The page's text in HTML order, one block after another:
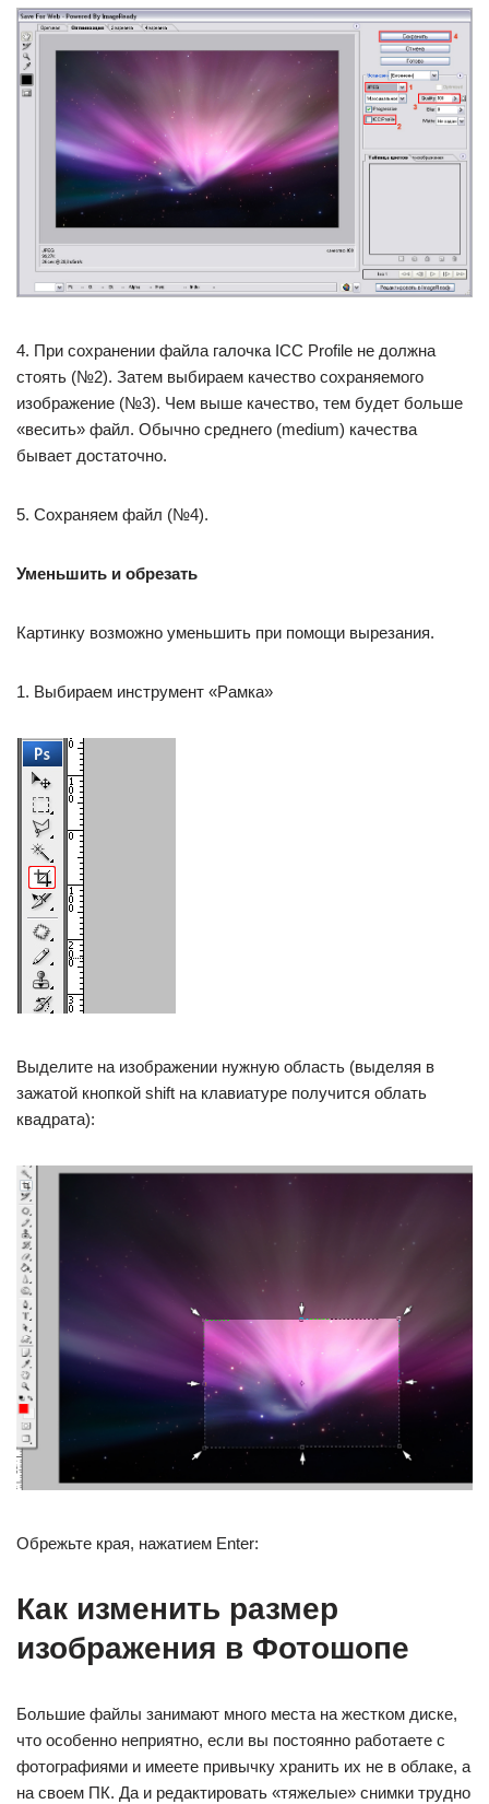
4. При сохранении файла галочка ICC Profile не должна
стоять (№2). Затем выбираем качество сохраняемого
изображение (№3). Чем выше качество, тем будет больше
«весить» файл. Обычно среднего (medium) качества
бывает достаточно.
5. Сохраняем файл (№4).
Уменьшить и обрезать
Картинку возможно уменьшить при помощи вырезания.
1. Выбираем инструмент «Рамка»
Выделите на изображении нужную область (выделяя в
зажатой кнопкой shift на клавиатуре получится облать
квадрата):
Обрежьте края, нажатием Enter:
Как изменить размер
изображения в Фотошопе
Большие файлы занимают много места на жестком диске,
что особенно неприятно, если вы постоянно работаете с
фотографиями и имеете привычку хранить их не в облаке, а
на своем ПК. Да и редактировать «тяжелые» снимки трудно